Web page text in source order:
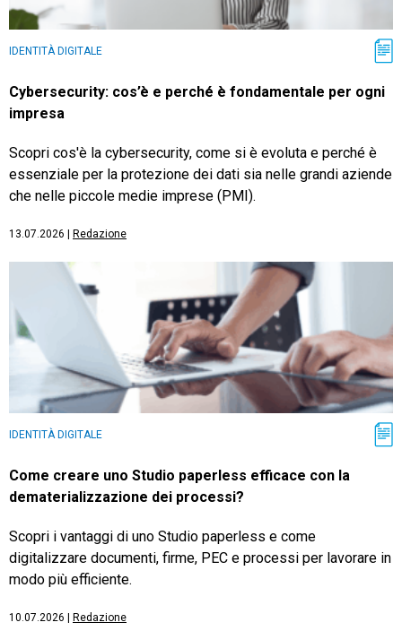
IDENTITÀ DIGITALE
Cybersecurity: cos’è e perché è fondamentale per ogni
impresa
Scopri cos'è la cybersecurity, come si è evoluta e perché è
essenziale per la protezione dei dati sia nelle grandi aziende
che nelle piccole medie imprese (PMI).
13.07.2026 Redazione
IDENTITÀ DIGITALE
Come creare uno Studio paperless efficace con la
dematerializzazione dei processi?
Scopri i vantaggi di uno Studio paperless e come
digitalizzare documenti, firme, PEC e processi per lavorare in
modo più efficiente.
10.07.2026 Redazione